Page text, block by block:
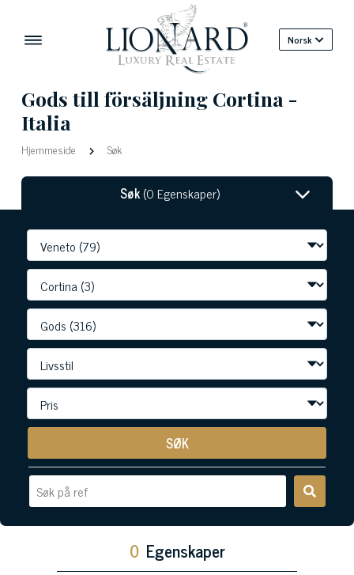
Norsk
Gods till försäljning Cortina -
Italia
Hjemmeside Søk
Søk(0 Egenskaper)
SØK
0 Egenskaper